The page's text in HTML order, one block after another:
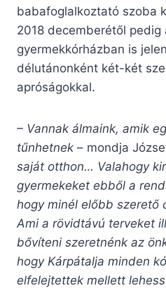
babafoglalkoztató szoba
2018 decemberétől pedig
gyermekkórházban is
délutánonként két-két
apróságokkal.
– Vannak álmaink, amik
tűnhetnek – mondja
saját otthon… Valahogy
gyermekeket ebből a
hogy minél előbb szerető
Ami a rövidtávú terveket
bővíteni szeretnénk az
hogy Kárpátalja minden
elfelejtettek mellett